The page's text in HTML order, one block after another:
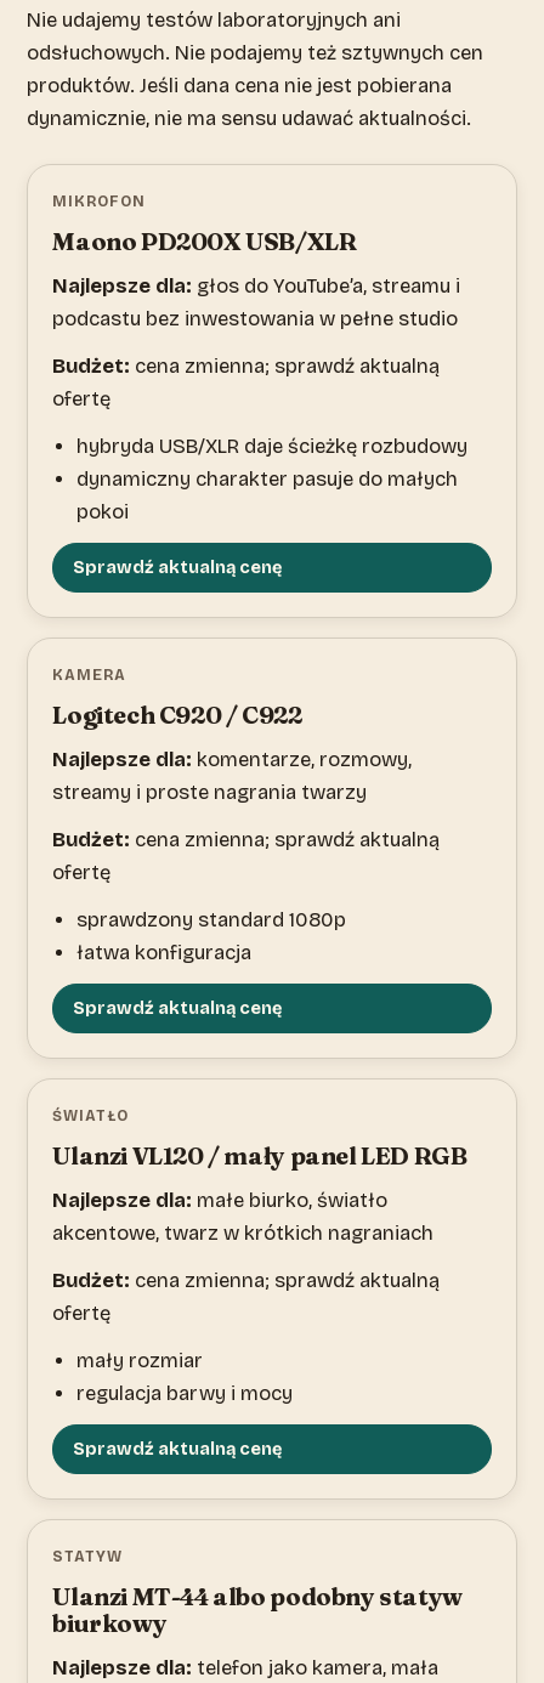
Nie udajemy testów laboratoryjnych ani
odsłuchowych. Nie podajemy też sztywnych cen
produktów. Jeśli dana cena nie jest pobierana
dynamicznie, nie ma sensu udawać aktualności.
MIKROFON
Maono PD200X USB/XLR
Najlepsze dla: głos do YouTube’a, streamu i
podcastu bez inwestowania w pełne studio
Budżet: cena zmienna; sprawdź aktualną
ofertę
hybryda USB/XLR daje ścieżkę rozbudowy
dynamiczny charakter pasuje do małych
pokoi
Sprawdź aktualną cenę
KAMERA
Logitech C920 / C922
Najlepsze dla: komentarze, rozmowy,
streamy i proste nagrania twarzy
Budżet: cena zmienna; sprawdź aktualną
ofertę
sprawdzony standard 1080p
łatwa konfiguracja
Sprawdź aktualną cenę
ŚWIATŁO
Ulanzi VL120 / mały panel LED RGB
Najlepsze dla: małe biurko, światło
akcentowe, twarz w krótkich nagraniach
Budżet: cena zmienna; sprawdź aktualną
ofertę
mały rozmiar
regulacja barwy i mocy
Sprawdź aktualną cenę
STATYW
Ulanzi MT-44 albo podobny statyw
biurkowy
Najlepsze dla: telefon jako kamera, mała